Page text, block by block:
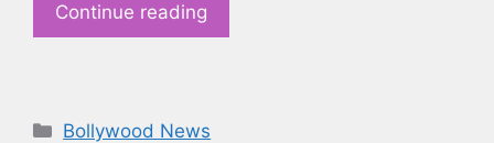
Continue reading
Categories
Bollywood News